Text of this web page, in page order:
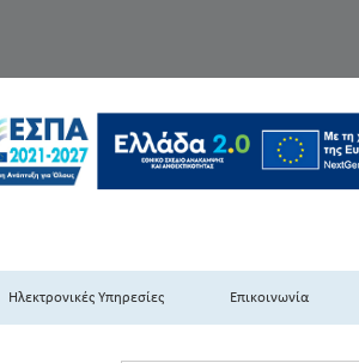
Ηπείρου & Δυτικής Ελλάδας
Ηλεκτρονικές Υπηρεσίες Επικοινωνία